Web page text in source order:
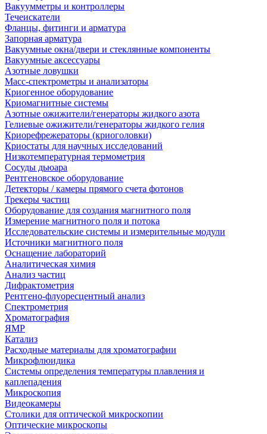
Вакуумметры и контроллеры
Течеискатели
Фланцы, фитинги и арматура
Запорная арматура
Вакуумные окна/двери и стеклянные компоненты
Вакуумные аксессуары
Азотные ловушки
Масс-спектрометры и анализаторы
Криогенное оборудование
Криомагнитные системы
Азотные ожижители/генераторы жидкого азота
Гелиевые ожижители/генераторы жидкого гелия
Криорефрежераторы (криоголовки)
Криостаты для научных исследований
Низкотемпературная термометрия
Сосуды дьюара
Рентгеновское оборудование
Детекторы / камеры прямого счета фотонов
Трекеры частиц
Оборудование для создания магнитного поля
Измерение магнитного поля и потока
Исследовательские системы и измерительные модули
Источники магнитного поля
Оснащение лабораторий
Аналитическая химия
Анализ частиц
Дифрактометрия
Рентгено-флуоресцентный анализ
Спектрометрия
Хроматография
ЯМР
Катализ
Расходные материалы для хроматографии
Микрофлюидика
Системы определения температуры плавления и
каплепадения
Микроскопия
Видеокамеры
Столики для оптической микроскопии
Оптические микроскопы